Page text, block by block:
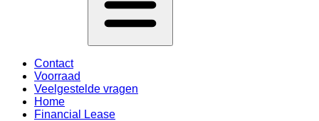
Contact
Voorraad
Veelgestelde vragen
Home
Financial Lease